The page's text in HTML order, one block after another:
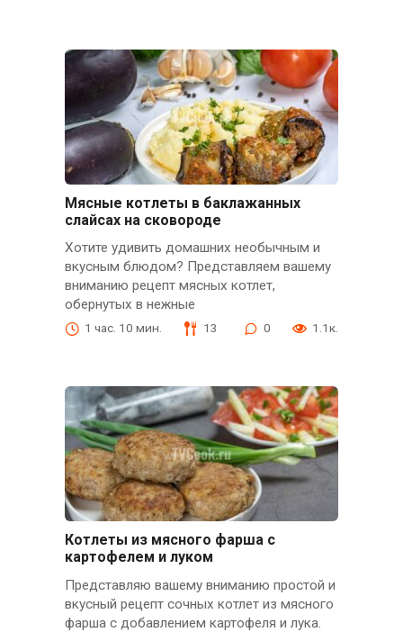
Мясные котлеты в баклажанных
слайсах на сковороде
Хотите удивить домашних необычным и
вкусным блюдом? Представляем вашему
вниманию рецепт мясных котлет,
обернутых в нежные
1 час. 10 мин. 13 0 1.1к.
Котлеты из мясного фарша с
картофелем и луком
Представляю вашему вниманию простой и
вкусный рецепт сочных котлет из мясного
фарша с добавлением картофеля и лука.